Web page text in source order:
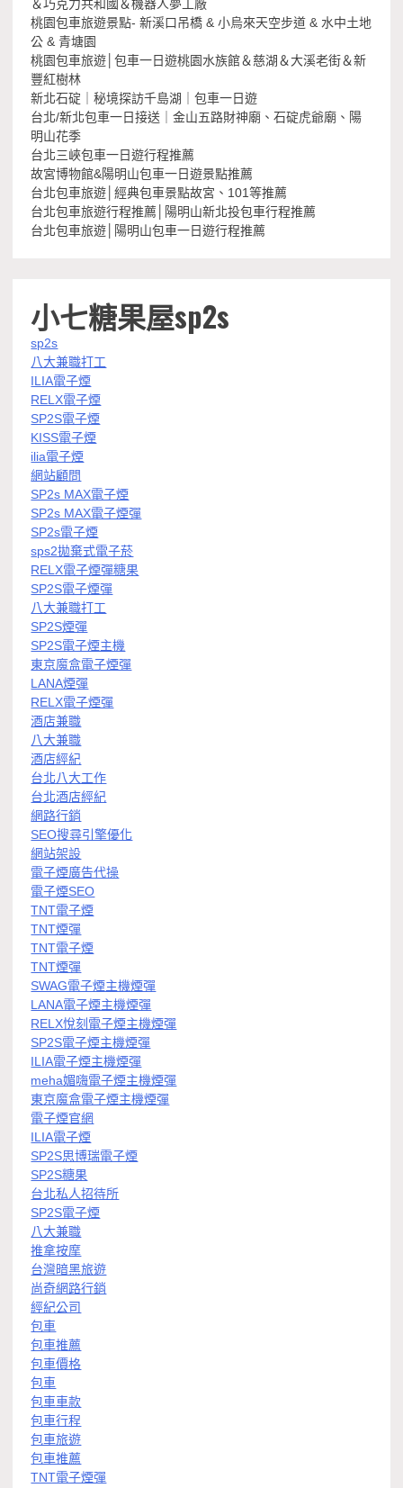
＆巧克力共和國＆機器人夢工廠
桃園包車旅遊景點- 新溪口吊橋 & 小烏來天空步道 & 水中土地
公 & 青塘園
桃園包車旅遊│包車一日遊桃園水族館＆慈湖＆大溪老街＆新
豐紅樹林
新北石碇｜秘境探訪千島湖｜包車一日遊
台北/新北包車一日接送｜金山五路財神廟、石碇虎爺廟、陽
明山花季
台北三峽包車一日遊行程推薦
故宮博物館&陽明山包車一日遊景點推薦
台北包車旅遊│經典包車景點故宮、101等推薦
台北包車旅遊行程推薦│陽明山新北投包車行程推薦
台北包車旅遊│陽明山包車一日遊行程推薦
小七糖果屋sp2s
sp2s
八大兼職打工
ILIA電子煙
RELX電子煙
SP2S電子煙
KISS電子煙
ilia電子煙
網站顧問
SP2s MAX電子煙
SP2s MAX電子煙彈
SP2s電子煙
sps2拋棄式電子菸
RELX電子煙彈糖果
SP2S電子煙彈
八大兼職打工
SP2S煙彈
SP2S電子煙主機
東京魔盒電子煙彈
LANA煙彈
RELX電子煙彈
酒店兼職
八大兼職
酒店經紀
台北八大工作
台北酒店經紀
網路行銷
SEO搜尋引擎優化
網站架設
電子煙廣告代操
電子煙SEO
TNT電子煙
TNT煙彈
TNT電子煙
TNT煙彈
SWAG電子煙主機煙彈
LANA電子煙主機煙彈
RELX悅刻電子煙主機煙彈
SP2S電子煙主機煙彈
ILIA電子煙主機煙彈
meha媚嗨電子煙主機煙彈
東京魔盒電子煙主機煙彈
電子煙官網
ILIA電子煙
SP2S思博瑞電子煙
SP2S糖果
台北私人招待所
SP2S電子煙
八大兼職
推拿按摩
台灣暗黑旅遊
尚奇網路行銷
經紀公司
包車
包車推薦
包車價格
包車
包車車款
包車行程
包車旅遊
包車推薦
TNT電子煙彈